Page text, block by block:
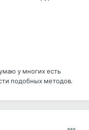
у многих есть
подобных методов.